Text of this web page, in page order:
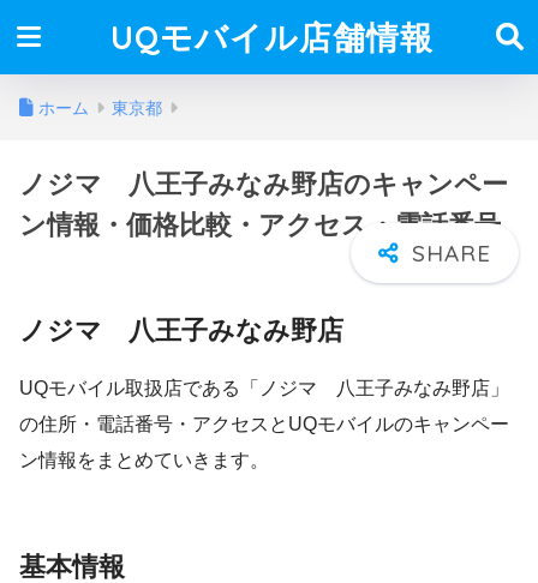
UQモバイル店舗情報
ホーム 東京都
ノジマ 八王子みなみ野店のキャンペー
ン情報・価格比較・アクセス・電話番号
ノジマ 八王子みなみ野店
UQモバイル取扱店である「ノジマ 八王子みなみ野店」
の住所・電話番号・アクセスとUQモバイルのキャンペー
ン情報をまとめていきます。
基本情報